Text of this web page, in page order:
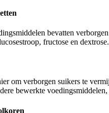
bevatten
fructose en
om verborgen suikers te
bewerkte